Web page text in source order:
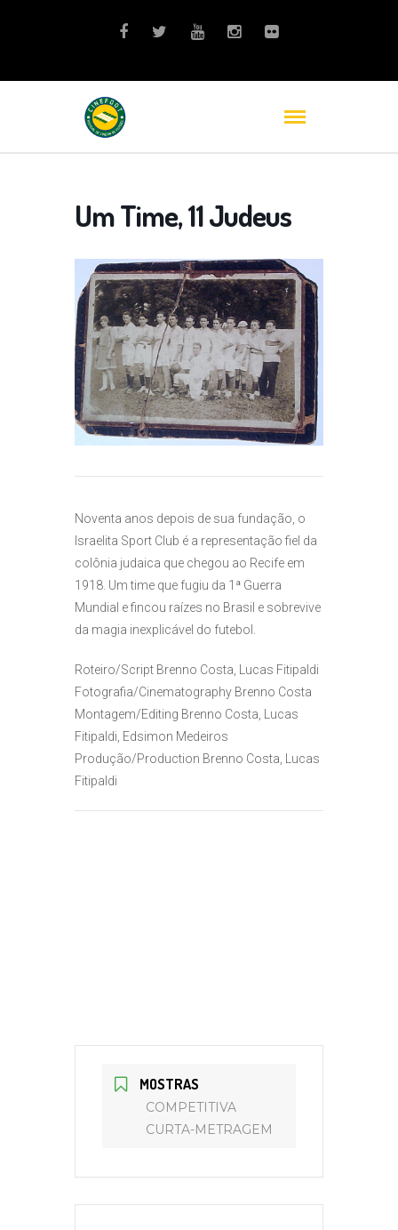
Um Time, 11 Judeus
Noventa anos depois de sua fundação, o
Israelita Sport Club é a representação fiel da
colônia judaica que chegou ao Recife em
1918. Um time que fugiu da 1ª Guerra
Mundial e fincou raízes no Brasil e sobrevive
da magia inexplicável do futebol.
Roteiro/Script Brenno Costa, Lucas Fitipaldi
Fotografia/Cinematography Brenno Costa
Montagem/Editing Brenno Costa, Lucas
Fitipaldi, Edsimon Medeiros
Produção/Production Brenno Costa, Lucas
Fitipaldi
MOSTRAS
COMPETITIVA
CURTA-METRAGEM